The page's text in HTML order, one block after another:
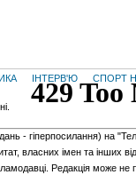
ІНТЕРВ'Ю СПОРТ
- гiперпосилання) на
власних імен та інших
Редакція може не